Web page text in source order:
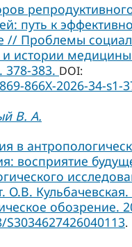
путь к
// Проблемы
и истории
378-383. DOI:
866X-2026-34-s1-
В. А.
в
восприятие
О.В.
обозрение.
S3034627426040113.